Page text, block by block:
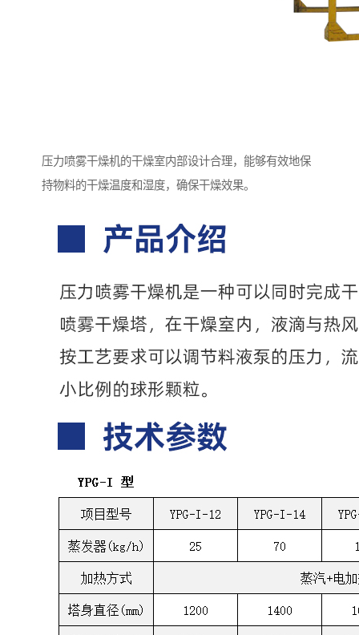
压力喷雾干燥机的干燥室内部设计合理，能够有效地保
持物料的干燥温度和湿度，确保干燥效果。